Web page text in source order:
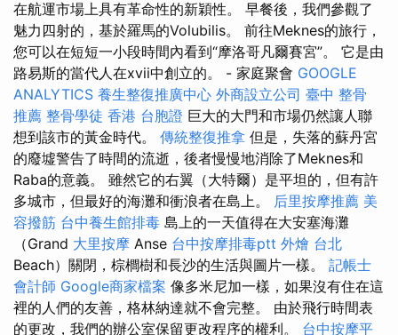
在航運市場上具有革命性的新穎性。 早餐後，我們參觀了
魅力四射的，基於羅馬的Volubilis。 前往Meknes的旅行，
您可以在短短一小段時間內看到“摩洛哥凡爾賽宮”。 它是由
路易斯的當代人在xvii中創立的。 - 家庭聚會 GOOGLE
ANALYTICS 養生整復推廣中心 外商設立公司 臺中 整骨
推薦 整骨學徒 香港 台胞證 巨大的大門和市場仍然讓人聯
想到該市的黃金時代。 傳統整復推拿 但是，失落的蘇丹宮
的廢墟警告了時間的流逝，後者慢慢地消除了Meknes和
Raba的意義。 雖然它的右翼（大特爾）是平坦的，但有許
多城市，但最好的海灘和衝浪者在島上。 后里按摩推薦 美
容撥筋 台中養生館排毒 島上的一天值得在大安塞海灘
（Grand 大里按摩 Anse 台中按摩排毒ptt 外燴 台北
Beach）關閉，棕櫚樹和長沙的生活與圖片一樣。 記帳士
會計師 Google商家檔案 像多米尼加一樣，如果沒有住在這
裡的人們的友善，格林納達就不會完整。 由於飛行時間表
的更改，我們的辦公室保留更改程序的權利。 台中按摩平